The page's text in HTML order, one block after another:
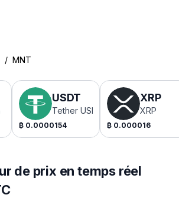
/ MNT
USDT
Tether USDt
₿ 0.0000154
XRP
XRP
₿ 0.000016
de prix en temps réel